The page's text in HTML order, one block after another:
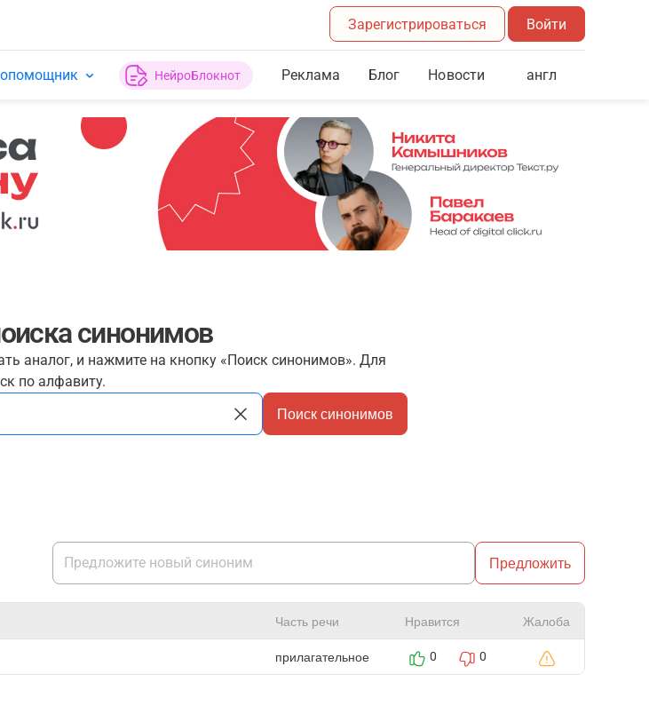
Зарегистрироваться Войти
НейроБлокнот Реклама Блог Новости англ
синонимов
аналог, и нажмите на кнопку «Поиск синонимов». Для
по алфавиту.
Поиск синонимов
Предложить
Часть речи Нравится Жалоба
прилагательное 0 0